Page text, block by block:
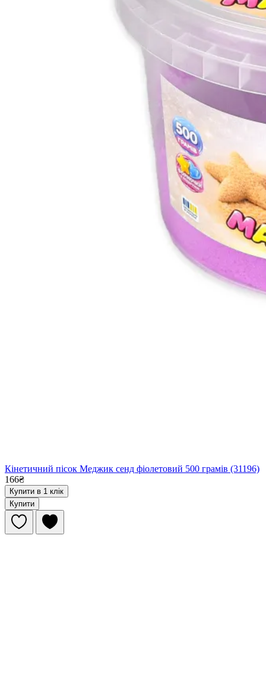
Кінетичний пісок Меджик сенд фіолетовий 500 грамів (31196)
166₴
Купити в 1 клік
Купити